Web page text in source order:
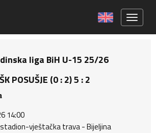
liga BiH U-15 25/26
POSUŠJE (0 : 2) 5 : 2
14:00
stadion-vještačka trava - Bijeljina